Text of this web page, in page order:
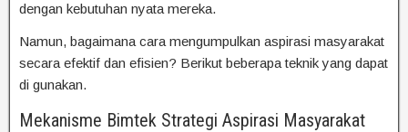
dengan kebutuhan nyata mereka.
Namun, bagaimana cara mengumpulkan aspirasi masyarakat
secara efektif dan efisien? Berikut beberapa teknik yang dapat
di gunakan.
Mekanisme Bimtek Strategi Aspirasi Masyarakat